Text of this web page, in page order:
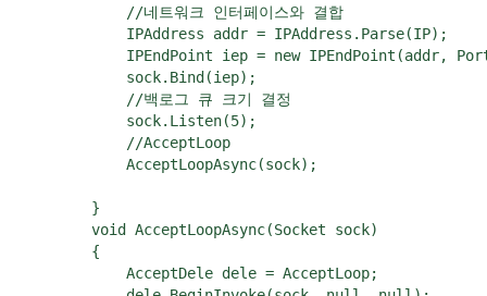
            //네트워크 인터페이스와 결합
            IPAddress addr = IPAddress.Parse(IP);
IPEndPoint iep = new IPEndPoint(addr,
            sock.Bind(iep);
            //백로그 큐 크기 결정
            sock.Listen(5);
            //AcceptLoop
            AcceptLoopAsync(sock);
        }
        void AcceptLoopAsync(Socket sock)
        {
            AcceptDele dele = AcceptLoop;